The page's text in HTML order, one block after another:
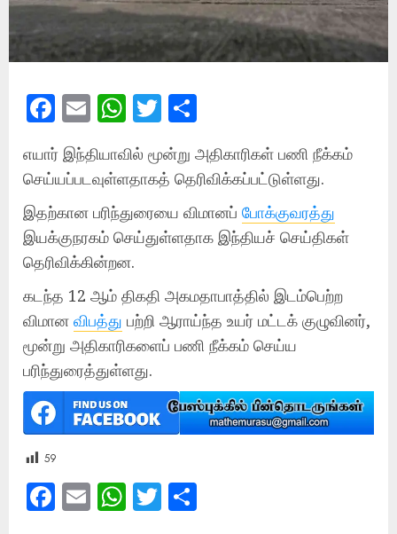
Facebook
EmailWhatsApp
Twitter
எயார் இந்தியாவில் மூன்று அதிகாரிகள் பணி நீக்கம்
செய்யப்படவுள்ளதாகத் தெரிவிக்கப்பட்டுள்ளது.
இதற்கான பரிந்துரையை விமானப் போக்குவரத்து
இயக்குநரகம் செய்துள்ளதாக இந்தியச் செய்திகள்
தெரிவிக்கின்றன.
கடந்த 12 ஆம் திகதி அகமதாபாத்தில் இடம்பெற்ற
விமான விபத்து பற்றி ஆராய்ந்த உயர் மட்டக் குழுவினர்,
மூன்று அதிகாரிகளைப் பணி நீக்கம் செய்ய
பரிந்துரைத்துள்ளது.
59
Facebook
EmailWhatsApp
Twitter